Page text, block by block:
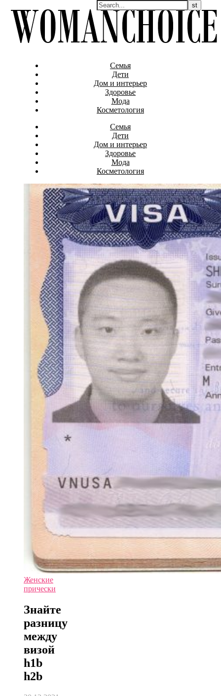
Семья
Дети
Дом и интерьер
Здоровье
Мода
Косметология
Семья
Дети
Дом и интерьер
Здоровье
Мода
Косметология
Женские
прически
Знайте
разницу
между
визой
h1b
h2b